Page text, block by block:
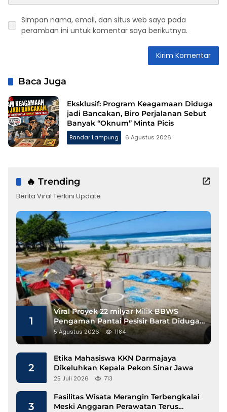
Simpan nama, email, dan situs web saya pada
peramban ini untuk komentar saya berikutnya.
Baca Juga
Eksklusif: Program Keagamaan Diduga
jadi Bancakan, Biro Perjalanan Sebut
Banyak “Oknum” Minta Picis
Bandar Lampung 6 Agustus 2026
🔥 Trending
Berita Viral Terkini Update
1
Viral Proyek 22 milyar Milik BBWS
Pengaman Pantai Pesisir Barat Diduga
Gunakan Besi Banci
5 Agustus 2026 1184
2
Etika Mahasiswa KKN Darmajaya
Dikeluhkan Kepala Pekon Sinar Jawa
25 Juli 2026 713
3
Fasilitas Wisata Merangin Terbengkalai
Meski Anggaran Perawatan Terus